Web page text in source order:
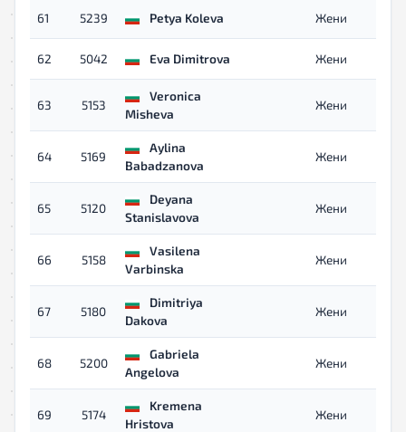
61 5239 Petya Koleva Жени
62 5042 Eva Dimitrova Жени
63 5153
Veronica
Misheva
Жени
64 5169
Aylina
Babadzanova
Жени
65 5120
Deyana
Stanislavova
Жени
66 5158
Vasilena
Varbinska
Жени
67 5180
Dimitriya
Dakova
Жени
68 5200
Gabriela
Angelova
Жени
69 5174
Kremena
Hristova
Жени